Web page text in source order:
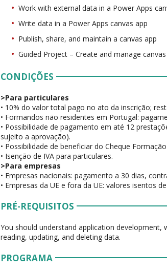
Work with external data in a Power Apps
Write data in a Power Apps canvas app
Publish, share, and maintain a canvas app
Guided Project – Create and manage
CONDIÇÕES
>Para particulares
• 10% do valor total pago no ato da inscrição;
• Formandos não residentes em Portugal:
• Possibilidade de pagamento em até 12
sujeito a aprovação).
• Possibilidade de beneficiar do Cheque
• Isenção de IVA para particulares.
>Para empresas
• Empresas nacionais: pagamento a 30 dias,
• Empresas da UE e fora da UE: valores isentos
PRÉ-REQUISITOS
You should understand application development,
reading, updating, and deleting data.
PROGRAMA